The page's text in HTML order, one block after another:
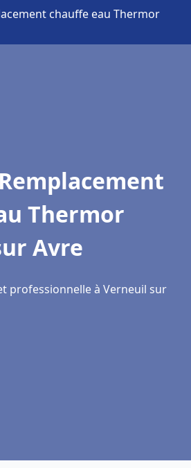
chauffe eau Thermor
Thermor
Avre
professionnelle à Verneuil sur